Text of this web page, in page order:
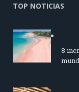
TOP NOTICIAS
8